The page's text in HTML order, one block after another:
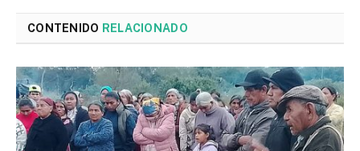
CONTENIDO RELACIONADO